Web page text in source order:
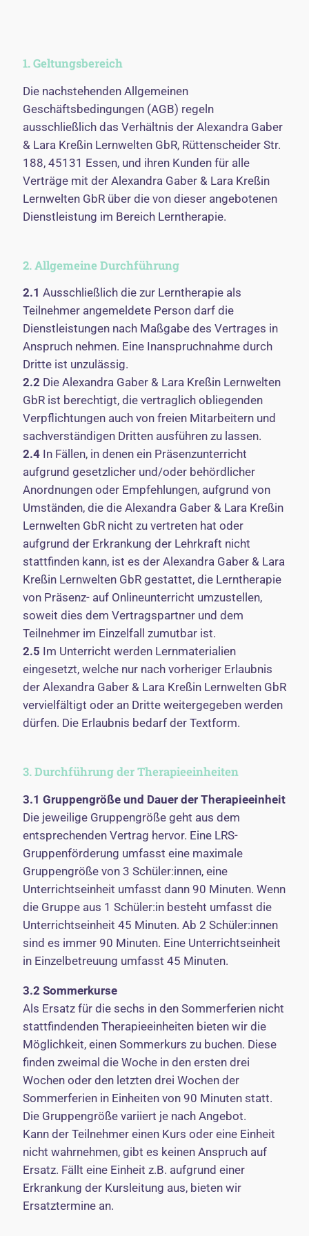
1. Geltungsbereich
Die nachstehenden Allgemeinen
Geschäftsbedingungen (AGB) regeln
ausschließlich das Verhältnis der Alexandra Gaber
& Lara Kreßin Lernwelten GbR, Rüttenscheider Str.
188, 45131 Essen, und ihren Kunden für alle
Verträge mit der Alexandra Gaber & Lara Kreßin
Lernwelten GbR über die von dieser angebotenen
Dienstleistung im Bereich Lerntherapie.
2. Allgemeine Durchführung
2.1 Ausschließlich die zur Lerntherapie als
Teilnehmer angemeldete Person darf die
Dienstleistungen nach Maßgabe des Vertrages in
Anspruch nehmen. Eine Inanspruchnahme durch
Dritte ist unzulässig.
2.2 Die Alexandra Gaber & Lara Kreßin Lernwelten
GbR ist berechtigt, die vertraglich obliegenden
Verpflichtungen auch von freien Mitarbeitern und
sachverständigen Dritten ausführen zu lassen.
2.4 In Fällen, in denen ein Präsenzunterricht
aufgrund gesetzlicher und/oder behördlicher
Anordnungen oder Empfehlungen, aufgrund von
Umständen, die die Alexandra Gaber & Lara Kreßin
Lernwelten GbR nicht zu vertreten hat oder
aufgrund der Erkrankung der Lehrkraft nicht
stattfinden kann, ist es der Alexandra Gaber & Lara
Kreßin Lernwelten GbR gestattet, die Lerntherapie
von Präsenz- auf Onlineunterricht umzustellen,
soweit dies dem Vertragspartner und dem
Teilnehmer im Einzelfall zumutbar ist.
2.5 Im Unterricht werden Lernmaterialien
eingesetzt, welche nur nach vorheriger Erlaubnis
der Alexandra Gaber & Lara Kreßin Lernwelten GbR
vervielfältigt oder an Dritte weitergegeben werden
dürfen. Die Erlaubnis bedarf der Textform.
3. Durchführung der Therapieeinheiten
3.1 Gruppengröße und Dauer der Therapieeinheit
Die jeweilige Gruppengröße geht aus dem
entsprechenden Vertrag hervor. Eine LRS-
Gruppenförderung umfasst eine maximale
Gruppengröße von 3 Schüler:innen, eine
Unterrichtseinheit umfasst dann 90 Minuten. Wenn
die Gruppe aus 1 Schüler:in besteht umfasst die
Unterrichtseinheit 45 Minuten. Ab 2 Schüler:innen
sind es immer 90 Minuten. Eine Unterrichtseinheit
in Einzelbetreuung umfasst 45 Minuten.
3.2 Sommerkurse
Als Ersatz für die sechs in den Sommerferien nicht
stattfindenden Therapieeinheiten bieten wir die
Möglichkeit, einen Sommerkurs zu buchen. Diese
finden zweimal die Woche in den ersten drei
Wochen oder den letzten drei Wochen der
Sommerferien in Einheiten von 90 Minuten statt.
Die Gruppengröße variiert je nach Angebot.
Kann der Teilnehmer einen Kurs oder eine Einheit
nicht wahrnehmen, gibt es keinen Anspruch auf
Ersatz. Fällt eine Einheit z.B. aufgrund einer
Erkrankung der Kursleitung aus, bieten wir
Ersatztermine an.